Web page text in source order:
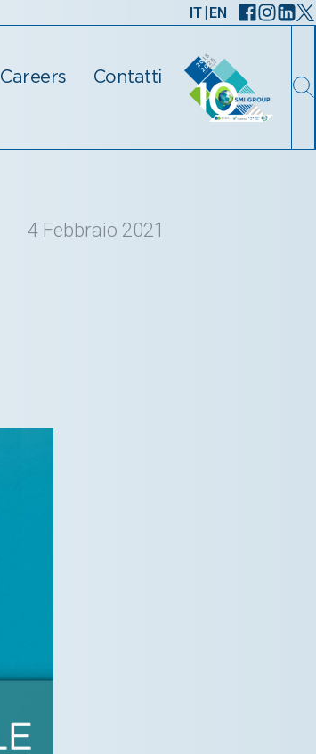
IT | EN
Careers Contatti
4 Febbraio 2021